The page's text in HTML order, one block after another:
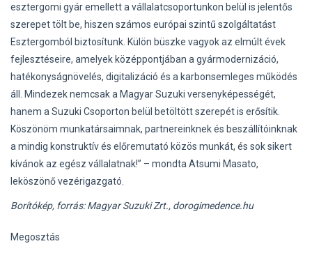
esztergomi gyár emellett a vállalatcsoportunkon belül is jelentős
szerepet tölt be, hiszen számos európai szintű szolgáltatást
Esztergomból biztosítunk. Külön büszke vagyok az elmúlt évek
fejlesztéseire, amelyek középpontjában a gyármodernizáció,
hatékonyságnövelés, digitalizáció és a karbonsemleges működés
áll. Mindezek nemcsak a Magyar Suzuki versenyképességét,
hanem a Suzuki Csoporton belül betöltött szerepét is erősítik.
Köszönöm munkatársaimnak, partnereinknek és beszállítóinknak
a mindig konstruktív és előremutató közös munkát, és sok sikert
kívánok az egész vállalatnak!” – mondta Atsumi Masato,
leköszönő vezérigazgató.
Borítókép, forrás: Magyar Suzuki Zrt., dorogimedence.hu
Megosztás